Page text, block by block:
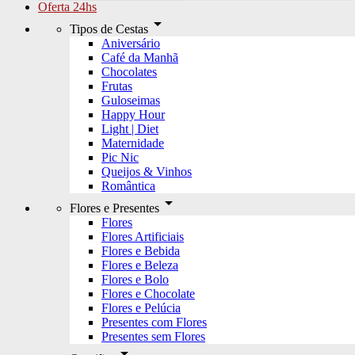
Oferta 24hs
Tipos de Cestas arrow_drop_down
Aniversário
Café da Manhã
Chocolates
Frutas
Guloseimas
Happy Hour
Light | Diet
Maternidade
Pic Nic
Queijos & Vinhos
Romântica
Flores e Presentes arrow_drop_down
Flores
Flores Artificiais
Flores e Bebida
Flores e Beleza
Flores e Bolo
Flores e Chocolate
Flores e Pelúcia
Presentes com Flores
Presentes sem Flores